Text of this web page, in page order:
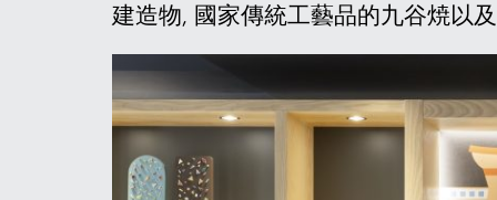
建造物, 國家傳統工藝品的九谷焼以